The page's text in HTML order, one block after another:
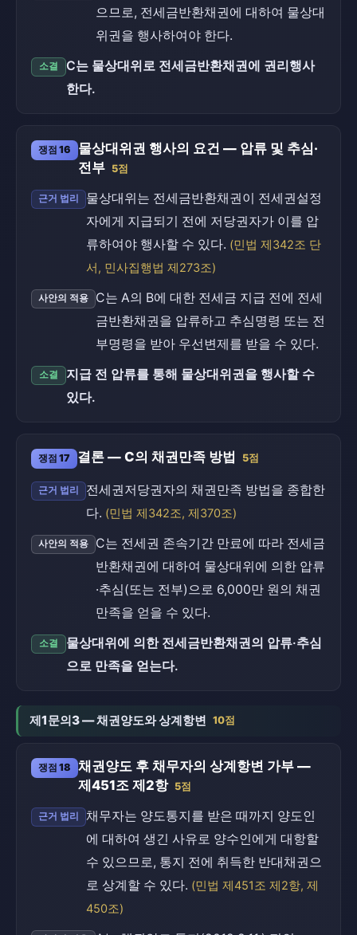
으므로, 전세금반환채권에 대하여 물상대
위권을 행사하여야 한다.
소결
C는 물상대위로 전세금반환채권에 권리행사
한다.
쟁점 16
물상대위권 행사의 요건 — 압류 및 추심·
전부 5점
근거 법리
물상대위는 전세금반환채권이 전세권설정
자에게 지급되기 전에 저당권자가 이를 압
류하여야 행사할 수 있다. (민법 제342조 단
서, 민사집행법 제273조)
사안의 적용
C는 A의 B에 대한 전세금 지급 전에 전세
금반환채권을 압류하고 추심명령 또는 전
부명령을 받아 우선변제를 받을 수 있다.
소결
지급 전 압류를 통해 물상대위권을 행사할 수
있다.
쟁점 17 결론 — C의 채권만족 방법 5점
근거 법리
전세권저당권자의 채권만족 방법을 종합한
다. (민법 제342조, 제370조)
사안의 적용
C는 전세권 존속기간 만료에 따라 전세금
반환채권에 대하여 물상대위에 의한 압류
·추심(또는 전부)으로 6,000만 원의 채권
만족을 얻을 수 있다.
소결
물상대위에 의한 전세금반환채권의 압류·추심
으로 만족을 얻는다.
제1문의3 — 채권양도와 상계항변 10점
쟁점 18
채권양도 후 채무자의 상계항변 가부 —
제451조 제2항 5점
근거 법리
채무자는 양도통지를 받은 때까지 양도인
에 대하여 생긴 사유로 양수인에게 대항할
수 있으므로, 통지 전에 취득한 반대채권으
로 상계할 수 있다. (민법 제451조 제2항, 제
450조)